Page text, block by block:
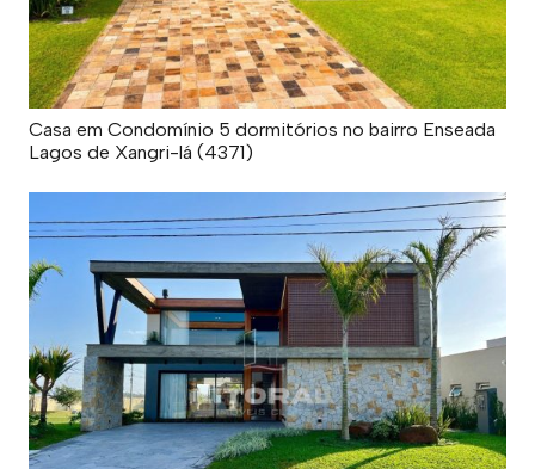
Casa em Condomínio 5 dormitórios no bairro Enseada
Lagos de Xangri-lá (4371)